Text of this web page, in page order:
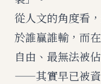
從人文的角度看
於誰贏誰輸，而
自由、最無法被
——其實早已被資